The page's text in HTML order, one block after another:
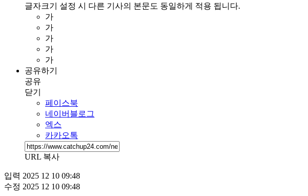
글자크기 설정 시 다른 기사의 본문도 동일하게 적용 됩니다.
가
가
가
가
가
공유하기
공유
닫기
페이스북
네이버블로그
엑스
카카오톡
URL 복사
입력 2025 12 10 09:48
수정 2025 12 10 09:48